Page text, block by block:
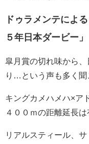
ドゥラメンテによ
５年日本ダービー」
皐月賞の切れ味から
り…という声も多く聞
キングカメハメハ×ア
４００ｍの距離延長は
リアルスティール、